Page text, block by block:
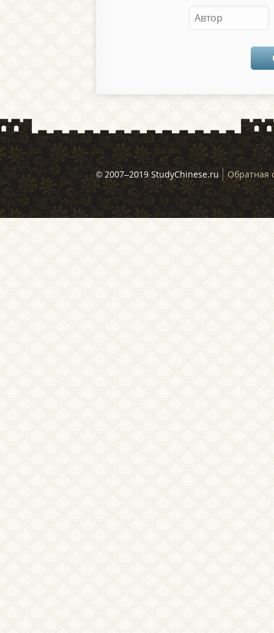
© 2007–2019 StudyChinese.ru Обратная